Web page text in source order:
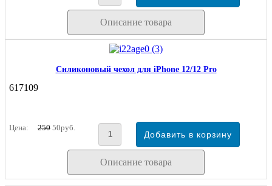
Описание товара
Силиконовый чехол для iPhone 12/12 Pro
617109
Цена: 250 50руб.
Описание товара